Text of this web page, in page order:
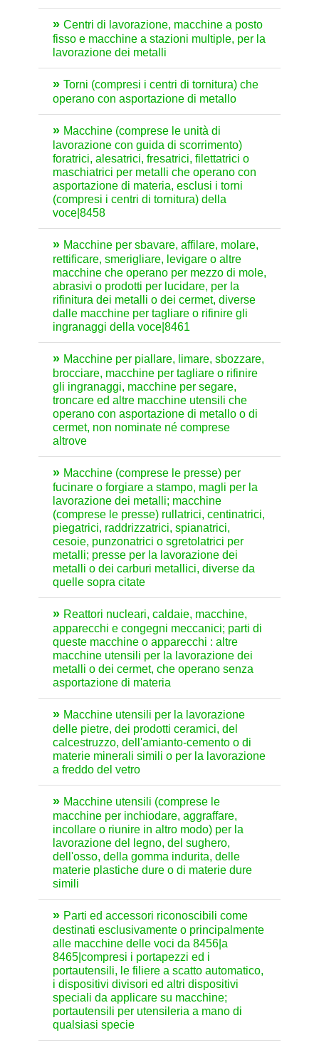
Centri di lavorazione, macchine a posto
fisso e macchine a stazioni multiple, per la
lavorazione dei metalli
Torni (compresi i centri di tornitura) che
operano con asportazione di metallo
Macchine (comprese le unità di
lavorazione con guida di scorrimento)
foratrici, alesatrici, fresatrici, filettatrici o
maschiatrici per metalli che operano con
asportazione di materia, esclusi i torni
(compresi i centri di tornitura) della
voce|8458
Macchine per sbavare, affilare, molare,
rettificare, smerigliare, levigare o altre
macchine che operano per mezzo di mole,
abrasivi o prodotti per lucidare, per la
rifinitura dei metalli o dei cermet, diverse
dalle macchine per tagliare o rifinire gli
ingranaggi della voce|8461
Macchine per piallare, limare, sbozzare,
brocciare, macchine per tagliare o rifinire
gli ingranaggi, macchine per segare,
troncare ed altre macchine utensili che
operano con asportazione di metallo o di
cermet, non nominate né comprese
altrove
Macchine (comprese le presse) per
fucinare o forgiare a stampo, magli per la
lavorazione dei metalli; macchine
(comprese le presse) rullatrici, centinatrici,
piegatrici, raddrizzatrici, spianatrici,
cesoie, punzonatrici o sgretolatrici per
metalli; presse per la lavorazione dei
metalli o dei carburi metallici, diverse da
quelle sopra citate
Reattori nucleari, caldaie, macchine,
apparecchi e congegni meccanici; parti di
queste macchine o apparecchi : altre
macchine utensili per la lavorazione dei
metalli o dei cermet, che operano senza
asportazione di materia
Macchine utensili per la lavorazione
delle pietre, dei prodotti ceramici, del
calcestruzzo, dell'amianto-cemento o di
materie minerali simili o per la lavorazione
a freddo del vetro
Macchine utensili (comprese le
macchine per inchiodare, aggraffare,
incollare o riunire in altro modo) per la
lavorazione del legno, del sughero,
dell'osso, della gomma indurita, delle
materie plastiche dure o di materie dure
simili
Parti ed accessori riconoscibili come
destinati esclusivamente o principalmente
alle macchine delle voci da 8456|a
8465|compresi i portapezzi ed i
portautensili, le filiere a scatto automatico,
i dispositivi divisori ed altri dispositivi
speciali da applicare su macchine;
portautensili per utensileria a mano di
qualsiasi specie